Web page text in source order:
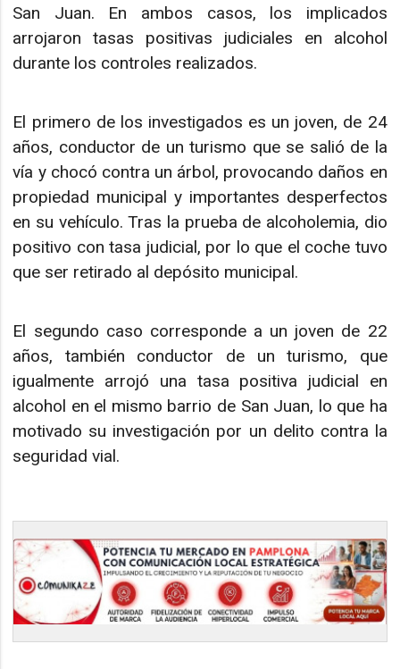
San Juan. En ambos casos, los implicados
arrojaron tasas positivas judiciales en alcohol
durante los controles realizados.
El primero de los investigados es un joven, de 24
años, conductor de un turismo que se salió de la
vía y chocó contra un árbol, provocando daños en
propiedad municipal y importantes desperfectos
en su vehículo. Tras la prueba de alcoholemia, dio
positivo con tasa judicial, por lo que el coche tuvo
que ser retirado al depósito municipal.
El segundo caso corresponde a un joven de 22
años, también conductor de un turismo, que
igualmente arrojó una tasa positiva judicial en
alcohol en el mismo barrio de San Juan, lo que ha
motivado su investigación por un delito contra la
seguridad vial.